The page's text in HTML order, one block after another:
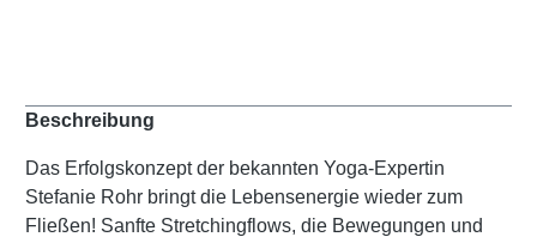
Beschreibung
Das Erfolgskonzept der bekannten Yoga-Expertin
Stefanie Rohr bringt die Lebensenergie wieder zum
Fließen! Sanfte Stretchingflows, die Bewegungen und